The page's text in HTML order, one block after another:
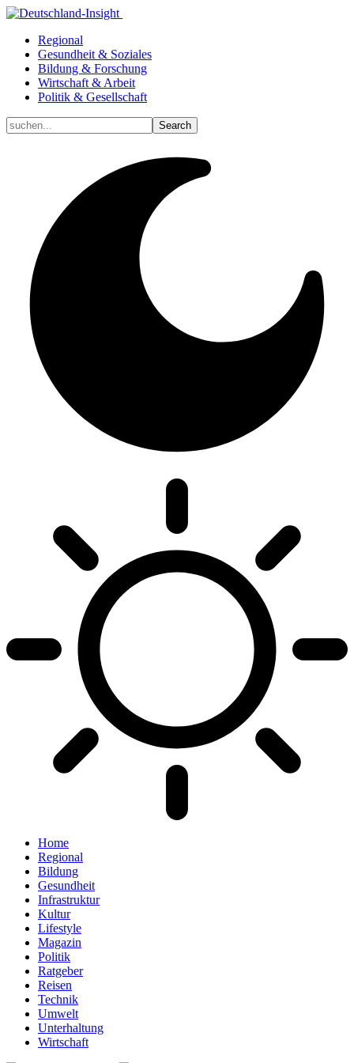
Regional
Gesundheit & Soziales
Bildung & Forschung
Wirtschaft & Arbeit
Politik & Gesellschaft
Home
Regional
Bildung
Gesundheit
Infrastruktur
Kultur
Lifestyle
Magazin
Politik
Ratgeber
Reisen
Technik
Umwelt
Unterhaltung
Wirtschaft